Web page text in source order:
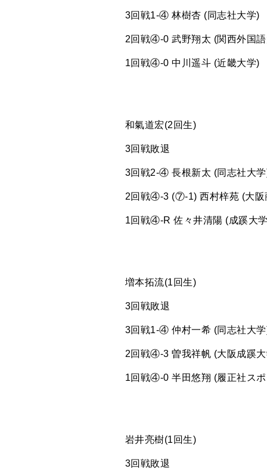
3回戦1-④ 林樹杏 (同志社大学)
2回戦④-0 武野翔太 (関西外国
1回戦④-0 中川遥斗 (近畿大学)
和氣道宏(2回生)
3回戦敗退
3回戦2-④ 長根新太 (同志社大
2回戦④-3 (⑦-1) 西村梓苑 (大阪
1回戦④-R 佐々井清陽 (成蹊大
増本拓流(1回生)
3回戦敗退
3回戦1-④ 仲村一希 (同志社大
2回戦④-3 曽我祥帆 (大阪成蹊
1回戦④-0 半田悠翔 (履正社ス
岩井亮樹(1回生)
3回戦敗退